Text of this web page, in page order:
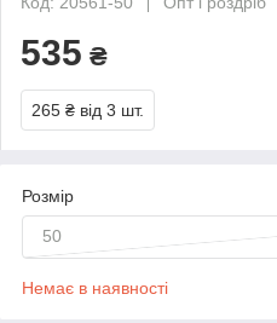
535 ₴
265 ₴ від 3 шт.
Розмір
50
Немає в наявності